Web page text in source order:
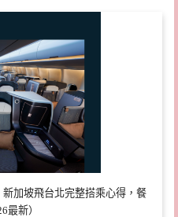
加坡飛台北完整搭乘心得，餐
最新）